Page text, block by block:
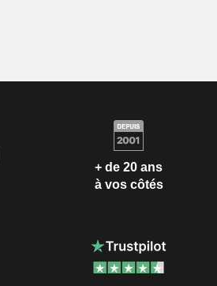
+ de 20 ans
à vos côtés